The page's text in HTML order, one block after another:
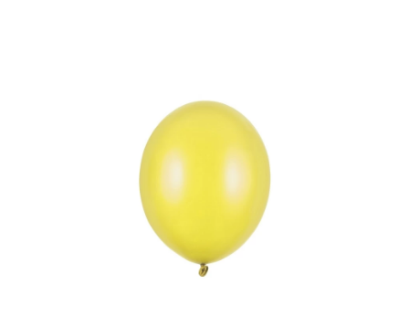
PODKŁADY /PRZEKŁADKI/WSPORNIKI/BANKETÓWKI